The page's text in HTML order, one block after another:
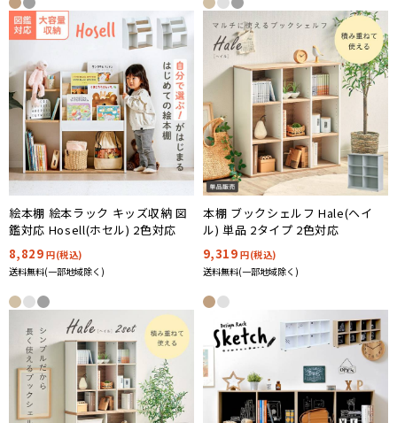
絵本棚 絵本ラック キッズ収納 図
鑑対応 Hosell(ホセル) 2色対応
8,829円(税込)
送料無料(一部地域除く)
本棚 ブックシェルフ Hale(ヘイ
ル) 単品 2タイプ 2色対応
9,319円(税込)
送料無料(一部地域除く)